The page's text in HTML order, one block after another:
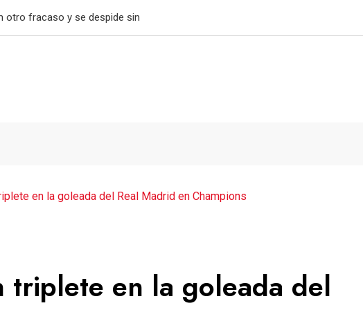
y mantiene el paso perfecto
en la goleada del Real Madrid en Champions
triplete en la goleada del